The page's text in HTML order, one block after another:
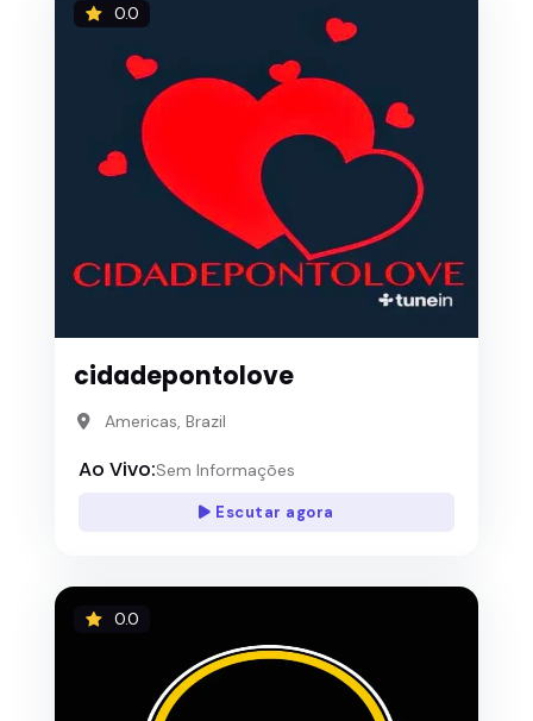
0.0
cidadepontolove
Americas, Brazil
Ao Vivo:Sem Informações
Escutar agora
0.0